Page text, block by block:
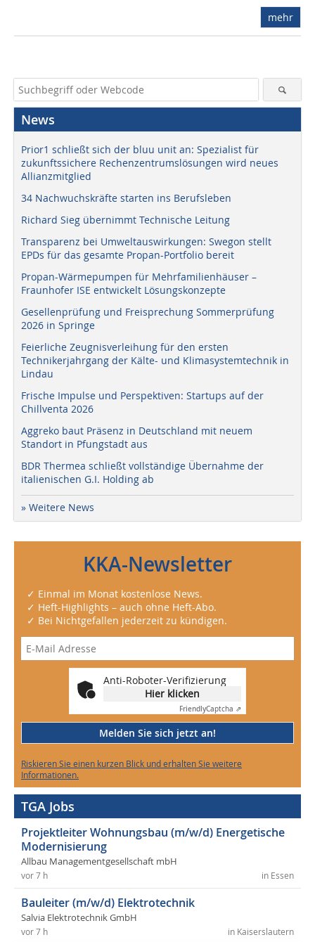
mehr
News
Prior1 schließt sich der bluu unit an: Spezialist für
zukunftssichere Rechenzentrumslösungen wird neues
Allianzmitglied
34 Nachwuchskräfte starten ins Berufsleben
Richard Sieg übernimmt Technische Leitung
Transparenz bei Umweltauswirkungen: Swegon stellt
EPDs für das gesamte Propan-Portfolio bereit
Propan-Wärmepumpen für Mehrfamilienhäuser –
Fraunhofer ISE entwickelt Lösungskonzepte
Gesellenprüfung und Freisprechung Sommerprüfung
2026 in Springe
Feierliche Zeugnisverleihung für den ersten
Technikerjahrgang der Kälte- und Klimasystemtechnik in
Lindau
Frische Impulse und Perspektiven: Startups auf der
Chillventa 2026
Aggreko baut Präsenz in Deutschland mit neuem
Standort in Pfungstadt aus
BDR Thermea schließt vollständige Übernahme der
italienischen G.I. Holding ab
» Weitere News
KKA-Newsletter
✓ Einmal im Monat kostenlose News.
✓ Heft-Highlights – auch ohne Heft-Abo.
✓ Bei Nichtgefallen jederzeit zu kündigen.
Anti-Roboter-Verifizierung
Hier klicken
FriendlyCaptcha ⇗
Melden Sie sich jetzt an!
Riskieren Sie einen kurzen Blick und erhalten Sie weitere
Informationen.
TGA Jobs
Projektleiter Wohnungsbau (m/w/d) Energetische
Modernisierung
Allbau Managementgesellschaft mbH
in Essen
vor 7 h
Bauleiter (m/w/d) Elektrotechnik
Salvia Elektrotechnik GmbH
in Kaiserslautern
vor 7 h